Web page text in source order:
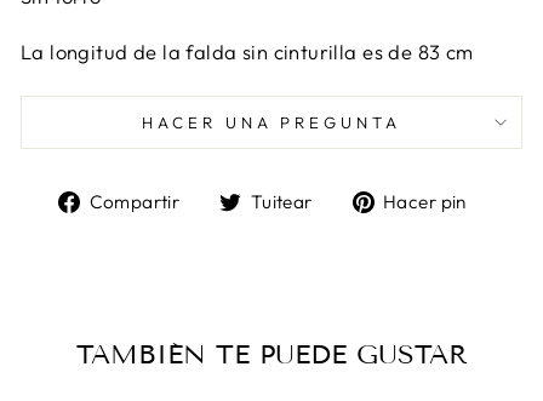
La longitud de la falda sin cinturilla es de 83 cm
HACER UNA PREGUNTA
Compartir
Compartir
Tuitear
TuitearHacer pin
TAMBIÉN TE PUEDE GUSTAR